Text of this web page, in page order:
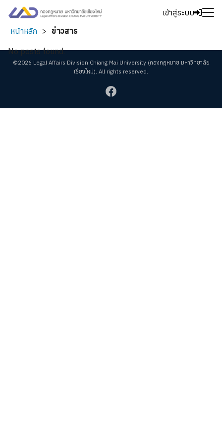
Skip
content
เข้าสู่ระบบ
Search
หน้าหลัก > ข่าวสาร
No posts found.
©2026 Legal Affairs Division Chiang Mai University (กองกฎหมาย มหาวิทยาลัย
เชียงใหม่). All rights reserved.